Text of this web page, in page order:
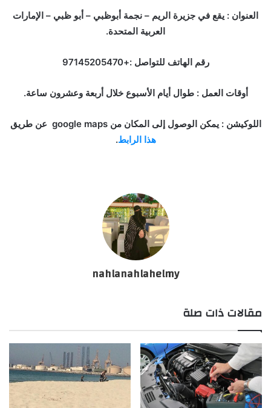
العنوان : يقع في جزيرة الريم – نجمة أبوظبي – أبو ظبي – الإمارات
العربية المتحدة.
رقم الهاتف للتواصل :+97145205470
أوقات العمل : طوال أيام الأسبوع خلال أربعة وعشرون ساعة.
اللوكيشن : يمكن الوصول إلى المكان من google maps عن طريق
هذا الرابط.
nahlanahlahelmy
مقالات ذات صلة